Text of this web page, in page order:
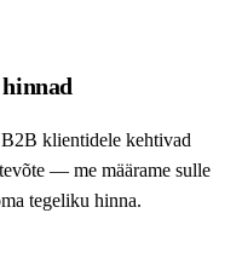
klientidele kehtivad
— me määrame sulle
tegeliku hinna.